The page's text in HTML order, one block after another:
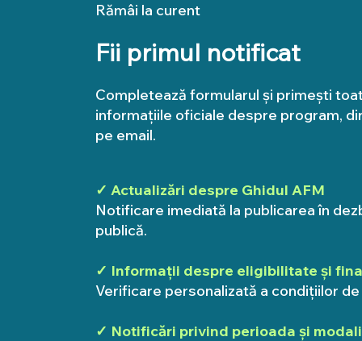
Rămâi la curent
Fii primul notificat
Completează formularul și primești
informațiile oficiale despre program,
pe email.
✓ Actualizări despre Ghidul AFM
Notificare imediată la publicarea în
publică.
✓ Informații despre eligibilitate și
Verificare personalizată a condițiilor
✓ Notificări privind perioada și